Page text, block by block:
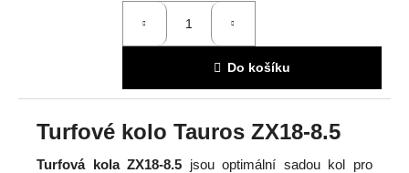
Do košíku
Turfové kolo Tauros ZX18-8.5
Turfová kola ZX18-8.5 jsou optimální sadou kol pro